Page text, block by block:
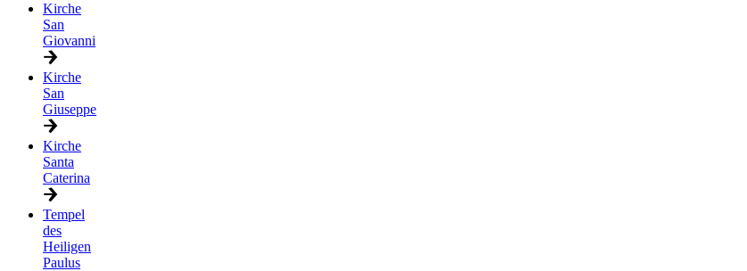
Kirche
San
Giovanni
Kirche
San
Giuseppe
Kirche
Santa
Caterina
Tempel
des
Heiligen
Paulus